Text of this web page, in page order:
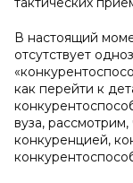
В настоящий
отсутствует
как перейти к
вуза,
конкуренцией,